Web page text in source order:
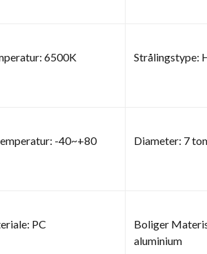
6500K Strålingstype:
-40~+80
Diameter: 7
PC
Boliger
aluminium